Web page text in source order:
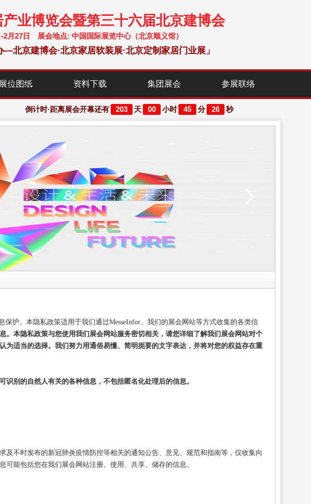
业博览会暨第三十六届北京建博会
2月27日 展会地点: 中国国际展览中心（北京顺义馆）
北京建博会·北京家居软装展·北京定制家居门业展」
展位图纸 资料下载 集团展会 参展联络
倒计时·距离展会开幕还有 203 天 00 小时 45 分 25 秒
保护。本隐私政策适用于我们通过MesseInfor、我们的展会网站等方式收集的各类信
。本隐私政策与您使用我们展会网站服务密切相关，请您详细了解我们展会网站对个
为适当的选择。我们努力用通俗易懂、简明扼要的文字表达，并将对您的权益存在重
别的自然人有关的各种信息，不包括匿名化处理后的信息。
不时发布的新冠肺炎疫情防控等相关的通知公告、意见、规范和指南等，仅收集向
能包括您在我们展会网站注册、使用、共享、储存的信息。